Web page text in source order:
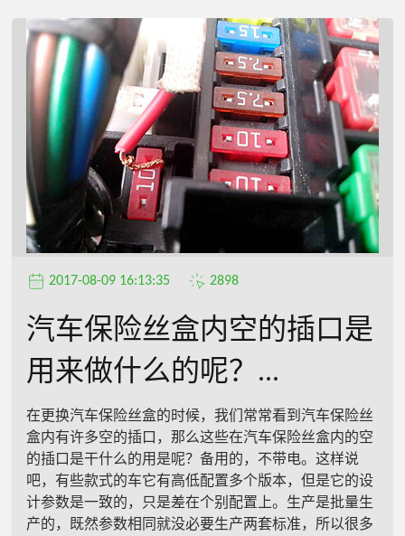
2017-08-09 16:13:35 2898
汽车保险丝盒内空的插口是
用来做什么的呢？...
在更换汽车保险丝盒的时候，我们常常看到汽车保险丝
盒内有许多空的插口，那么这些在汽车保险丝盒内的空
的插口是干什么的用是呢？备用的，不带电。这样说
吧，有些款式的车它有高低配置多个版本，但是它的设
计参数是一致的，只是差在个别配置上。生产是批量生
产的，既然参数相同就没必要生产两套标准，所以很多